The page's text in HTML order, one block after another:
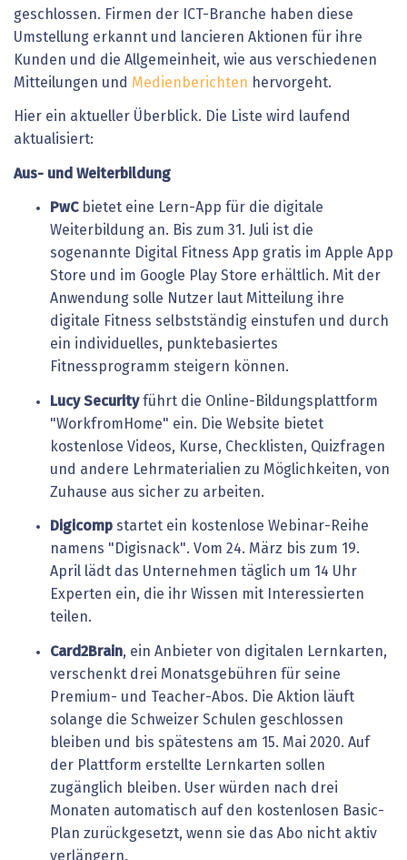
geschlossen. Firmen der ICT-Branche haben diese
Umstellung erkannt und lancieren Aktionen für ihre
Kunden und die Allgemeinheit, wie aus verschiedenen
Mitteilungen und Medienberichten hervorgeht.
Hier ein aktueller Überblick. Die Liste wird laufend
aktualisiert:
Aus- und Weiterbildung
PwC bietet eine Lern-App für die digitale
Weiterbildung an. Bis zum 31. Juli ist die
sogenannte Digital Fitness App gratis im Apple App
Store und im Google Play Store erhältlich. Mit der
Anwendung solle Nutzer laut Mitteilung ihre
digitale Fitness selbstständig einstufen und durch
ein individuelles, punktebasiertes
Fitnessprogramm steigern können.
Lucy Securityführt die Online-Bildungsplattform
"WorkfromHome" ein. Die Website bietet
kostenlose Videos, Kurse, Checklisten, Quizfragen
und andere Lehrmaterialien zu Möglichkeiten, von
Zuhause aus sicher zu arbeiten.
Digicomp startet ein kostenlose Webinar-Reihe
namens "Digisnack". Vom 24. März bis zum 19.
April lädt das Unternehmen täglich um 14 Uhr
Experten ein, die ihr Wissen mit Interessierten
teilen.
Card2Brain, ein Anbieter von digitalen Lernkarten,
verschenkt drei Monatsgebühren für seine
Premium- und Teacher-Abos. Die Aktion läuft
solange die Schweizer Schulen geschlossen
bleiben und bis spätestens am 15. Mai 2020. Auf
der Plattform erstellte Lernkarten sollen
zugänglich bleiben. User würden nach drei
Monaten automatisch auf den kostenlosen Basic-
Plan zurückgesetzt, wenn sie das Abo nicht aktiv
verlängern.